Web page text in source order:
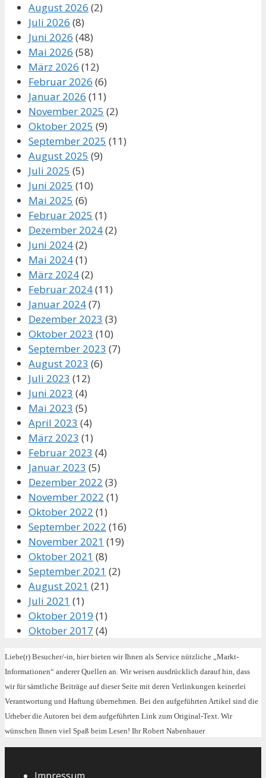
August 2026 (2)
Juli 2026 (8)
Juni 2026 (48)
Mai 2026 (58)
März 2026 (12)
Februar 2026 (6)
Januar 2026 (11)
November 2025 (2)
Oktober 2025 (9)
September 2025 (11)
August 2025 (9)
Juli 2025 (5)
Juni 2025 (10)
Mai 2025 (6)
Februar 2025 (1)
Dezember 2024(2)
Juni 2024(2)
Mai 2024(1)
März 2024(2)
Februar 2024(11)
Januar 2024(7)
Dezember 2023 (3)
Oktober 2023 (10)
September 2023 (7)
August 2023 (6)
Juli 2023 (12)
Juni 2023 (4)
Mai 2023 (5)
April 2023 (4)
März 2023 (1)
Februar 2023 (4)
Januar 2023 (5)
Dezember 2022 (3)
November 2022 (1)
Oktober 2022 (1)
September 2022 (16)
November 2021 (19)
Oktober 2021 (8)
September 2021 (2)
August 2021 (21)
Juli 2021 (1)
Oktober 2019 (1)
Oktober 2017 (4)
Liebe(r) Besucher/-in, hier bieten wir Ihnen als Service nützliche „Markt-
Informationen“ anderer Quellen an. Wir weisen ausdrücklich darauf hin, dass
wir für sämtliche Beiträge auf dieser Seite mit deren Verlinkungen keinerlei
Verantwortung und Haftung übernehmen. Bei den aufgeführten Artikel sind die
Urheber die Autoren bei dem aufgeführten Link zum Original-Text. Wir
wünschen Ihnen viel Spaß beim Lesen! Ihr Robert Nabenhauer